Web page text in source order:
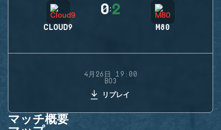
CLOUD9
0:2
M80
4月26日 19:00
BO3
リプレイ
マッチ概要